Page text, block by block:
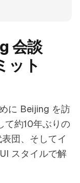
会談
ット
に Beijing を訪
約10年ぶりの
団、そしてイ
スタイルで解